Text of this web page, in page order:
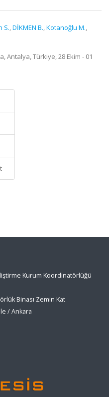
S.,DİKMEN B.,Kotanoğlu M.,
Antalya, Türkiye, 28 Ekim - 01
Kurum Koordinatörlüğü
Binası Zemin Kat
/ Ankara